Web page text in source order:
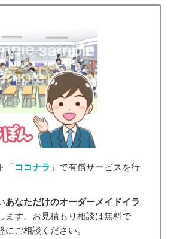
「 ココナラ 」で有償サービスを行
あなただけのオーダーメイドイラ
ます。お見積もり相談は無料で
ご相談ください。